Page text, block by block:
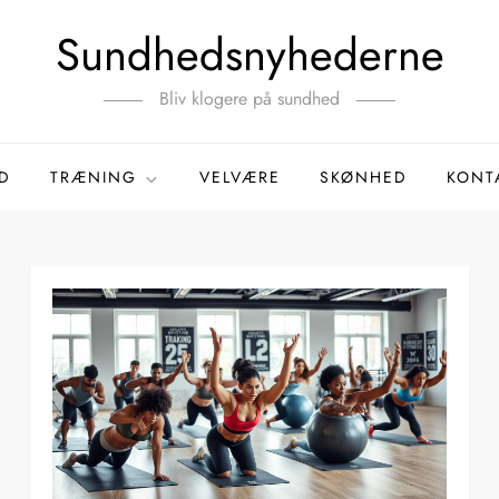
Sundhedsnyhederne
Bliv klogere på sundhed
TRÆNING VELVÆRE SKØNHED